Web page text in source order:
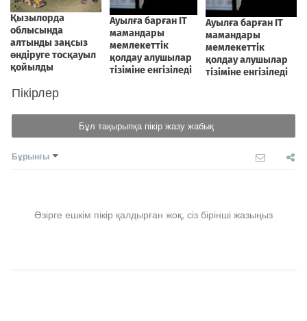
Пікірлер
Бұл тақырыпқа пікір жазу жабық
Бұрынғы
Әзірге ешкім пікір қалдырған жоқ, сіз бірінші жазыңыз